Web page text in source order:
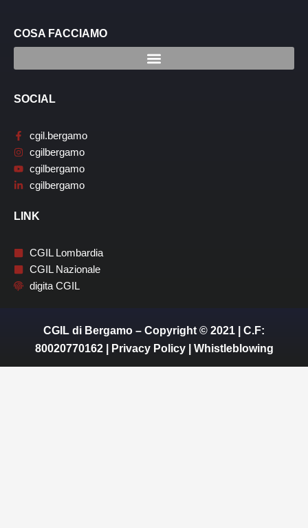
COSA FACCIAMO
SOCIAL
cgil.bergamo
cgilbergamo
cgilbergamo
cgilbergamo
LINK
CGIL Lombardia
CGIL Nazionale
digita CGIL
CGIL di Bergamo – Copyright © 2021 | C.F:
80020770162 |
Privacy Policy| Whistleblowing